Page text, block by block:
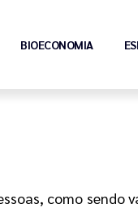
BIOECONOMIA
como sendo